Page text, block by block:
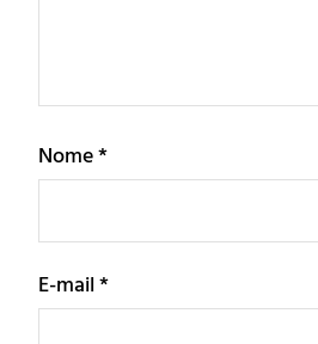
Nome*
E-mail*